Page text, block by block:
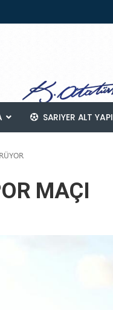
SARIYER ALT YAPI
MAÇI